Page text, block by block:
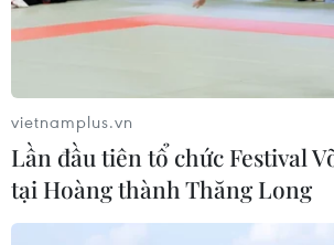
vietnamplus.vn
Lần đầu tiên tổ chức Festival
tại Hoàng thành Thăng Long